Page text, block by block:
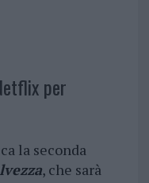
per
la seconda
, che sarà